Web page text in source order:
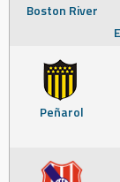
Boston River
Peñarol